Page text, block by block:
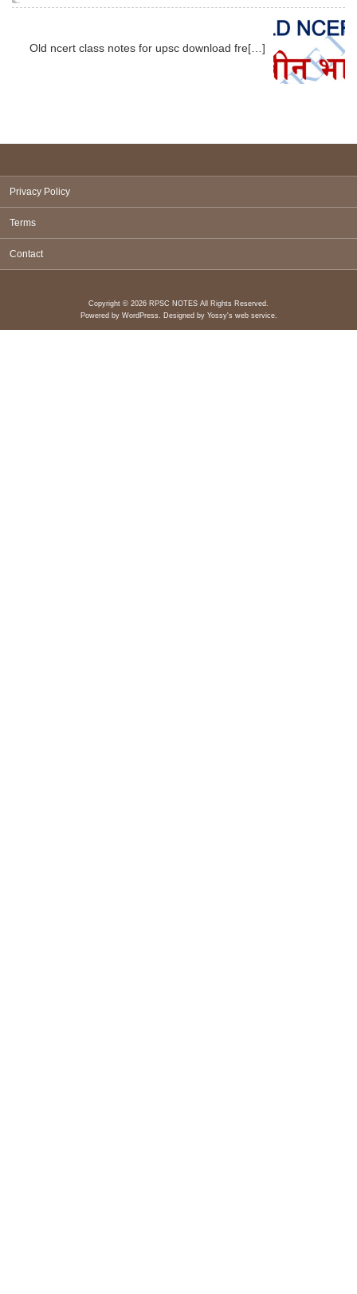
Old ncert class notes for upsc download fre[…]
Privacy Policy
Terms
Contact
Copyright © 2026 RPSC NOTES All Rights Reserved.
Powered by WordPress. Designed by Yossy's web service.